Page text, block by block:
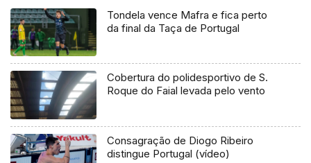
Tondela vence Mafra e fica perto
da final da Taça de Portugal
Cobertura do polidesportivo de S.
Roque do Faial levada pelo vento
Consagração de Diogo Ribeiro
distingue Portugal (vídeo)